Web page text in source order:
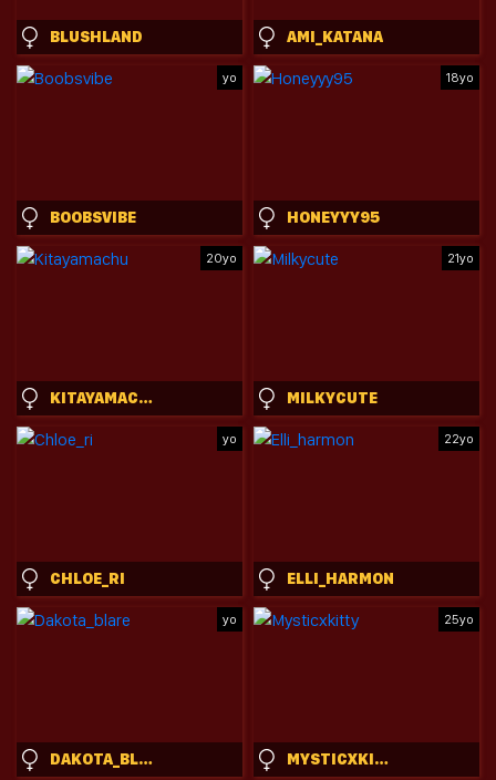
BLUSHLAND AMI_KATANA
yo
BOOBSVIBE
18yo
HONEYYY95
20yo
KITAYAMACHU
21yo
MILKYCUTE
yo
CHLOE_RI
22yo
ELLI_HARMON
yo
DAKOTA_BLARE
25yo
MYSTICXKITTY